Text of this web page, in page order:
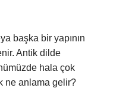
başka bir yapının
Antik dilde
hala çok
ne anlama gelir?